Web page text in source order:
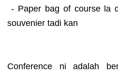
- Paper bag of course la
souvenier tadi kan
Conference ni adalah